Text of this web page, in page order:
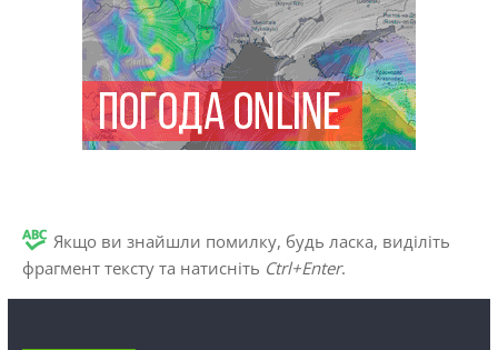
Якщо ви знайшли помилку, будь ласка, виділіть
фрагмент тексту та натисніть Ctrl+Enter.